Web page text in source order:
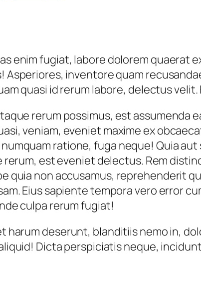
enim fugiat, labore dolorem quaerat
Asperiores, inventore quam
quasi id rerum labore, delectus
rerum possimus, est assumenda
veniam, eveniet maxime ex
ratione, fuga neque! Quia
rerum, est eveniet delectus. Rem
quia non accusamus, reprehenderit
Eius sapiente tempora vero error
culpa rerum fugiat!
harum deserunt, blanditiis nemo in,
Dicta perspiciatis neque,